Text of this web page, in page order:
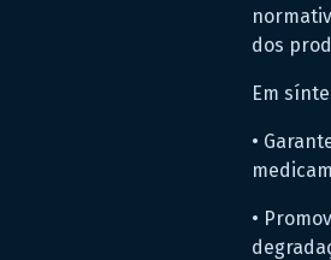
dos
Em
•
•